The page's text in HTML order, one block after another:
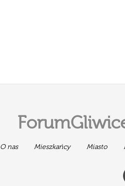
O nas Mieszkańcy Miasto